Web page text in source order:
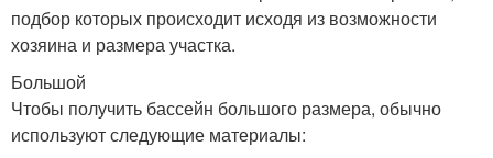
Бассейны в доме Крытый бассейн
подбор которых происходит исходя из возможности
хозяина и размера участка.
Большой
Чтобы получить бассейн большого размера, обычно
используют следующие материалы: